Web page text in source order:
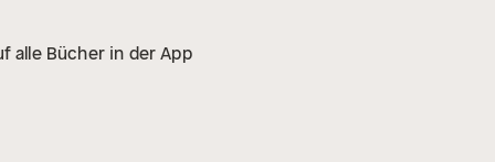
alle Bücher in der App